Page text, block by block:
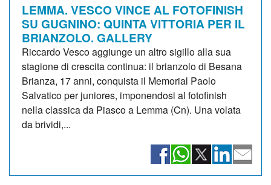
LEMMA. VESCO VINCE AL FOTOFINISH
SU GUGNINO: QUINTA VITTORIA PER IL
BRIANZOLO. GALLERY
Riccardo Vesco aggiunge un altro sigillo alla sua
stagione di crescita continua: il brianzolo di Besana
Brianza, 17 anni, conquista il Memorial Paolo
Salvatico per juniores, imponendosi al fotofinish
nella classica da Piasco a Lemma (Cn). Una volata
da brividi,...